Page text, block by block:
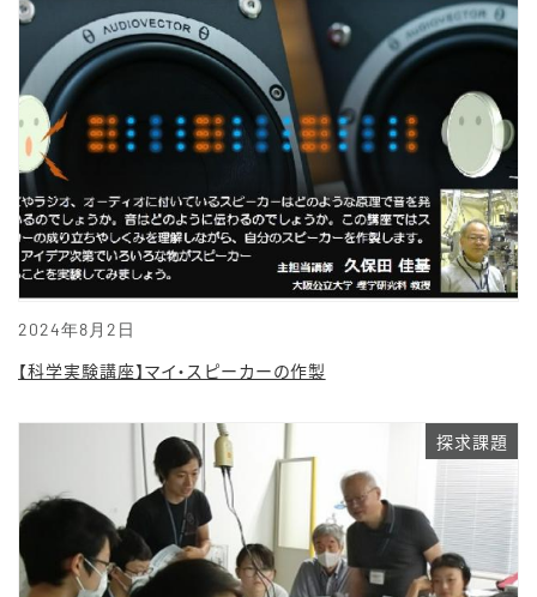
2024年8月2日
【科学実験講座】マイ・スピーカーの作製
探求課題